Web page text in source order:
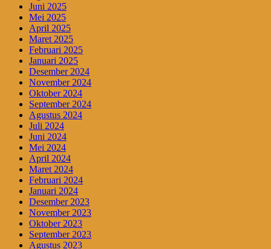
Juni 2025
Mei 2025
April 2025
Maret 2025
Februari 2025
Januari 2025
Desember 2024
November 2024
Oktober 2024
September 2024
Agustus 2024
Juli 2024
Juni 2024
Mei 2024
April 2024
Maret 2024
Februari 2024
Januari 2024
Desember 2023
November 2023
Oktober 2023
September 2023
Agustus 2023